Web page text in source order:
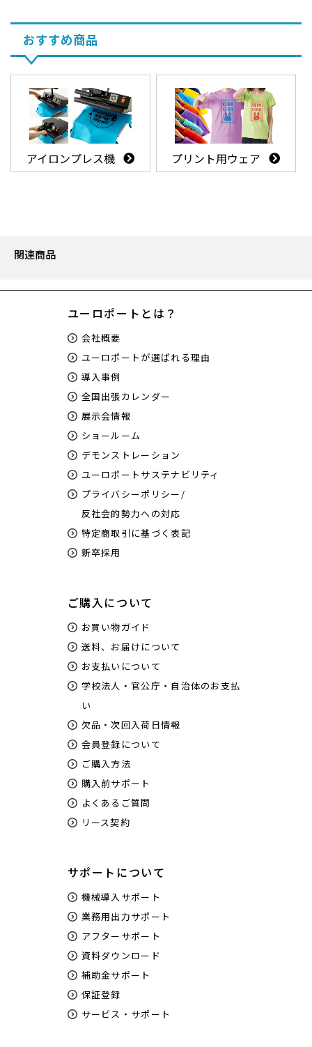
おすすめ商品
アイロンプレス機 プリント用ウェア
関連商品
ユーロポートとは？
会社概要
ユーロポートが選ばれる理由
導入事例
全国出張カレンダー
展示会情報
ショールーム
デモンストレーション
ユーロポートサステナビリティ
プライバシーポリシー/
反社会的勢力への対応
特定商取引に基づく表記
新卒採用
ご購入について
お買い物ガイド
送料、お届けについて
お支払いについて
学校法人・官公庁・自治体のお支払
い
欠品・次回入荷日情報
会員登録について
ご購入方法
購入前サポート
よくあるご質問
リース契約
サポートについて
機械導入サポート
業務用出力サポート
アフターサポート
資料ダウンロード
補助金サポート
保証登録
サービス・サポート